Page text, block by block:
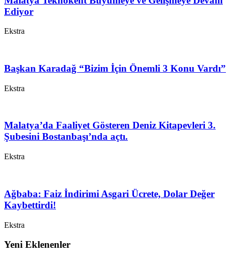
Ediyor
Ekstra
Başkan Karadağ “Bizim İçin Önemli 3 Konu Vardı”
Ekstra
Malatya’da Faaliyet Gösteren Deniz Kitapevleri 3.
Şubesini Bostanbaşı’nda açtı.
Ekstra
Ağbaba: Faiz İndirimi Asgari Ücrete, Dolar Değer
Kaybettirdi!
Ekstra
Yeni Eklenenler